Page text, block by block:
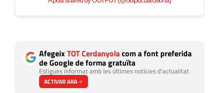
AfegeixTOT Cerdanyolacom a font preferida
de Google de forma gratuïta
Estigues informat amb les últimes notícies d'actualitat
ACTIVAR ARA